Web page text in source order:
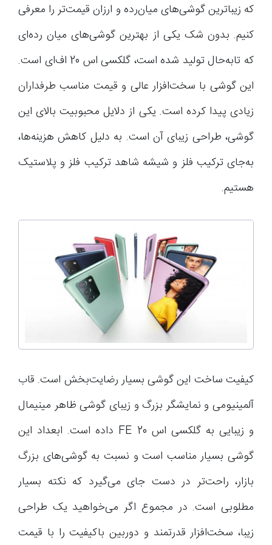
که زیباترین گوشی‌های میان‌رده و ارزان قیمت‌تر را معرفی
کنیم. بدون شک یکی از بهترین گوشی‌های میان رده‌ای
که تابه‌حال تولید شده است، گلکسی اس 20 اف‌ای است.
این گوشی با سخت‌افزار عالی و قیمت مناسب طرفداران
زیادی پیدا کرده است. یکی از دلایل محبوبیت بالای این
گوشی، طراحی زیبای آن است. به دلیل کاهش هزینه‌ها،
به‌جای ترکیب فلز و شیشه شاهد ترکیب فلز و پلاستیک
هستیم.
کیفیت ساخت این گوشی بسیار رضایت‌بخش است. قاب
آلمینیومی و نمایشگر بزرگ و زیبای گوشی ظاهر مینیمال
و زیبایی به گلکسی اس 20 FE داده است. ابعداد این
گوشی بسیار مناسب است و نسبت به گوشی‌های بزرگ
بازار، راحت‌تر در دست جای می‌گیرد که نکته بسیار
مطلوبی است. در مجموع اگر می‌خواهید یک طراحی
زیبا، سخت‌افزار قدرتمند و دوربین باکیفیت را با قیمت